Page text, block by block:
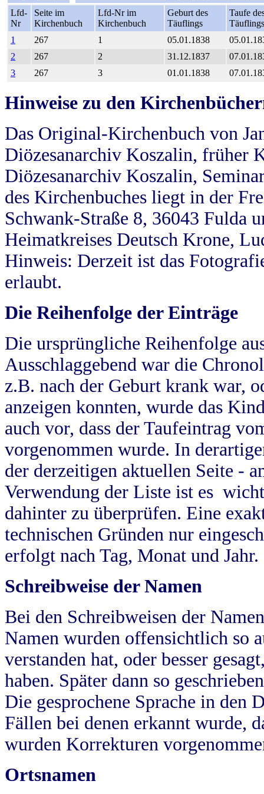
Lfd-
Nr
Seite im
Kirchenbuch
Lfd-Nr im
Kirchenbuch
Geburt des
Täuflings
Taufe
Täuflings
1
267 1 05.01.1838
2
267 2 31.12.1837
3
267 3 01.01.1838
Hinweise zu den
Das Original-Kirchenbuch von
Diözesanarchiv Koszalin, früher
Diözesanarchiv Koszalin,
des Kirchenbuches liegt in der
Schwank-Straße 8, 36043 Fulda
Heimatkreises Deutsch Krone,
Hinweis: Derzeit ist das
erlaubt.
Die Reihenfolge der Einträge
Die ursprüngliche Reihenfolge
Ausschlaggebend war die
z.B. nach der Geburt krank war,
anzeigen konnten, wurde das
auch vor, dass der Taufeintrag
vorgenommen wurde. In
der derzeitigen aktuellen Seite -
Verwendung der Liste ist es
dahinter zu überprüfen. Eine
technischen Gründen nur
erfolgt nach Tag, Monat und Jahr.
Schreibweise der Namen
Bei den Schreibweisen der
Namen wurden offensichtlich so
verstanden hat, oder besser
haben. Später dann so
Die gesprochene Sprache in
Fällen bei denen erkannt wurde,
wurden Korrekturen
Ortsnamen